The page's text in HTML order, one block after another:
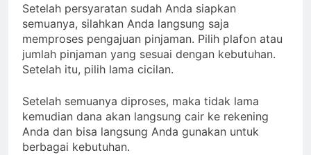
Setelah persyaratan sudah Anda siapkan
semuanya, silahkan Anda langsung saja
memproses pengajuan pinjaman. Pilih plafon atau
jumlah pinjaman yang sesuai dengan kebutuhan.
Setelah itu, pilih lama cicilan.
Setelah semuanya diproses, maka tidak lama
kemudian dana akan langsung cair ke rekening
Anda dan bisa langsung Anda gunakan untuk
berbagai kebutuhan.